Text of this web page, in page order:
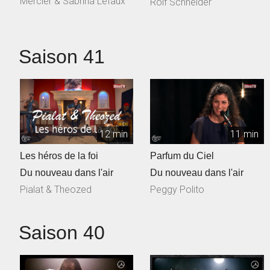
Saison 41
12 min
Les héros de la foi
Du nouveau dans l'air
Pialat & Theozed
11 min
Parfum du Ciel
Du nouveau dans l'air
Peggy Polito
Saison 40